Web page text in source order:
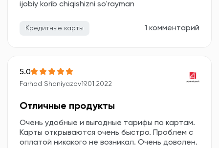
ijobiy korib chiqishizni so'rayman
Кредитные карты 1 комментарий
5.0
Farhad Shaniyazov19.01.2022
Отличные продукты
Очень удобные и выгодные тарифы по картам.
Карты открываются очень быстро. Проблем с
оплатой никакого не возникал. Очень доволен.